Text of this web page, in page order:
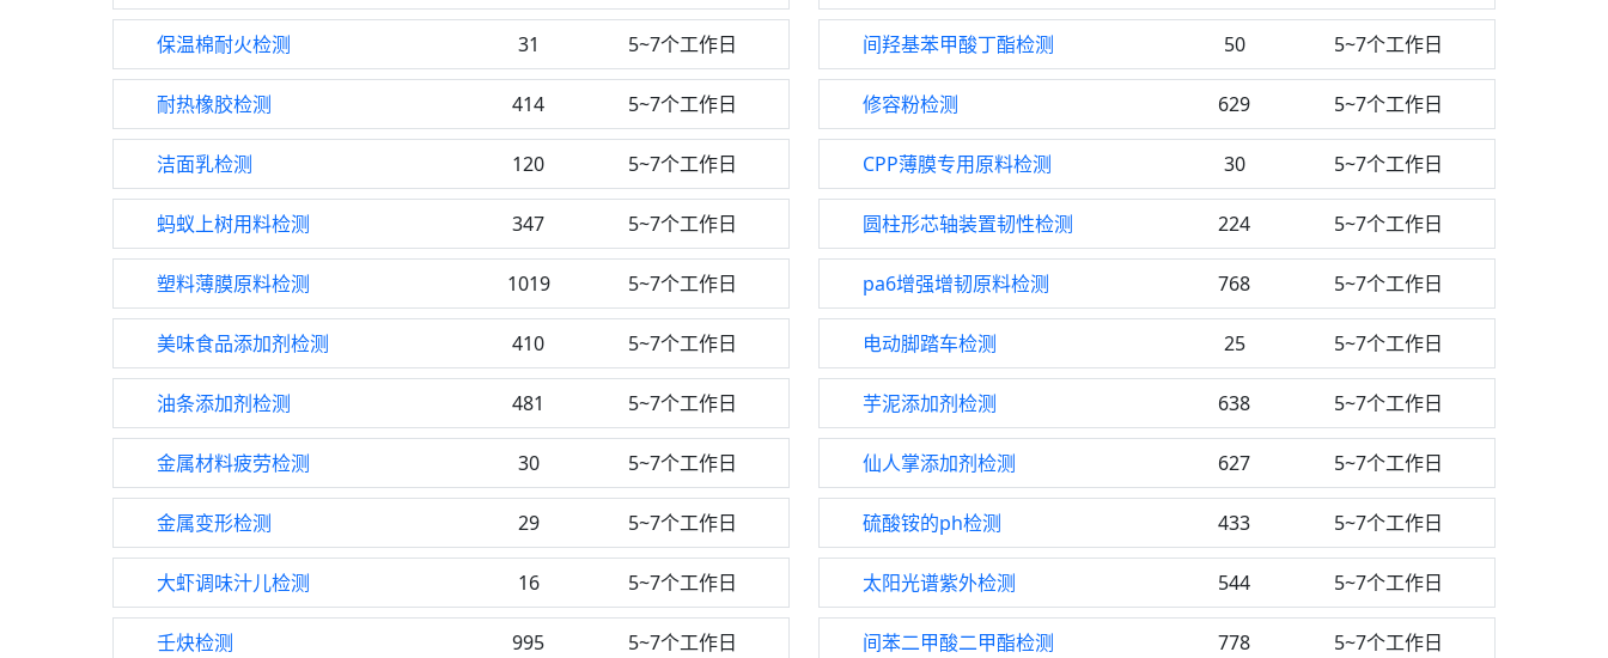
保温棉耐火检测 31 5~7个工作日 间羟基苯甲酸丁酯检测 50 5~7个工作日
耐热橡胶检测 414 5~7个工作日 修容粉检测 629 5~7个工作日
洁面乳检测 120 5~7个工作日 CPP薄膜专用原料检测 30 5~7个工作日
蚂蚁上树用料检测 347 5~7个工作日 圆柱形芯轴装置韧性检测 224 5~7个工作日
塑料薄膜原料检测 1019 5~7个工作日 pa6增强增韧原料检测 768 5~7个工作日
美味食品添加剂检测 410 5~7个工作日 电动脚踏车检测 25 5~7个工作日
油条添加剂检测 481 5~7个工作日 芋泥添加剂检测 638 5~7个工作日
金属材料疲劳检测 30 5~7个工作日 仙人掌添加剂检测 627 5~7个工作日
金属变形检测 29 5~7个工作日 硫酸铵的ph检测 433 5~7个工作日
大虾调味汁儿检测 16 5~7个工作日 太阳光谱紫外检测 544 5~7个工作日
壬炔检测 995 5~7个工作日 间苯二甲酸二甲酯检测 778 5~7个工作日